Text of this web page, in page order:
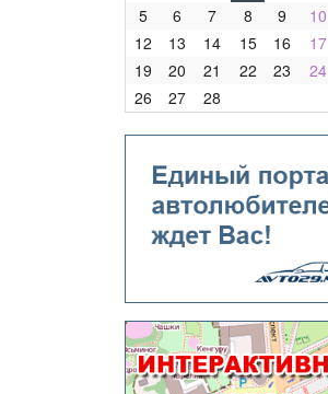
5
6 7 8 9 10
12
13 14 15 16 17
19
20 21 22 23 24
26
27 28